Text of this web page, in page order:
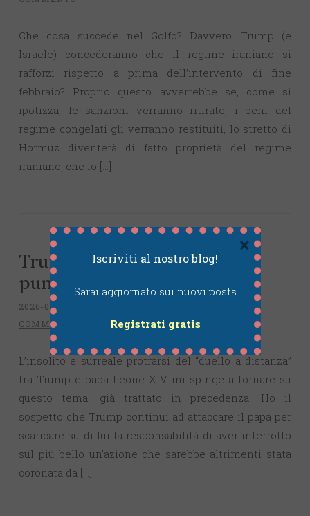
Che cosa succede nel Golfo? Davvero Trump (e
Israele) concederanno che il regime iraniano si
rafforzi rispetto a prima dell’intervento di fine
febbraio? Proprio questo avverrebbe se, come si
ipotizza, le sanzioni verranno ritirate, i beni del
regime congelati gli verranno restituiti, lo stretto di
Hormuz diventerà di fatto proprietà del regime
iraniano, che lo […]
Trump e papa Leone (2a
puntata)
2026-05-07
COMMENTO
L’insolito e surreale protrarsi del “duello a distanza”
tra Trump e papa Leone XIV mi spinge a tornare su
questo tema, già trattato in precedenza. Ho il
sospetto che Trump continui ad attaccare il papa per
scaricare su di lui la responsabilità di aver interrotto
sul più bello un’azione che sarebbe altrimenti stata
coronata da […]
Iscriviti al nostro blog!
Sarai aggiornato sui nuovi posts
Registrati gratis
×